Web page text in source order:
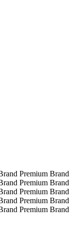
Premium Brand
Premium Brand
Premium Brand
Premium Brand
Premium Brand